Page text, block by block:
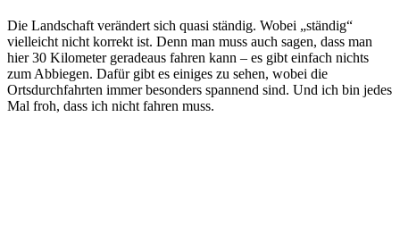
Die Landschaft verändert sich quasi ständig. Wobei „ständig“
vielleicht nicht korrekt ist. Denn man muss auch sagen, dass man
hier 30 Kilometer geradeaus fahren kann – es gibt einfach nichts
zum Abbiegen. Dafür gibt es einiges zu sehen, wobei die
Ortsdurchfahrten immer besonders spannend sind. Und ich bin jedes
Mal froh, dass ich nicht fahren muss.